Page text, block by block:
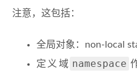
注意，这包括：
全局对象：non-local
定义域 namespace